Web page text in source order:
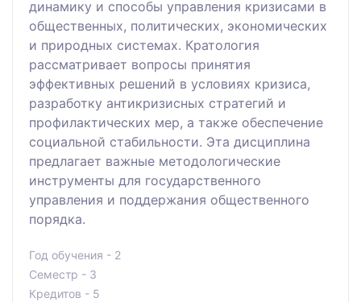
динамику и способы управления кризисами в
общественных, политических, экономических
и природных системах. Кратология
рассматривает вопросы принятия
эффективных решений в условиях кризиса,
разработку антикризисных стратегий и
профилактических мер, а также обеспечение
социальной стабильности. Эта дисциплина
предлагает важные методологические
инструменты для государственного
управления и поддержания общественного
порядка.
Год обучения - 2
Семестр - 3
Кредитов - 5